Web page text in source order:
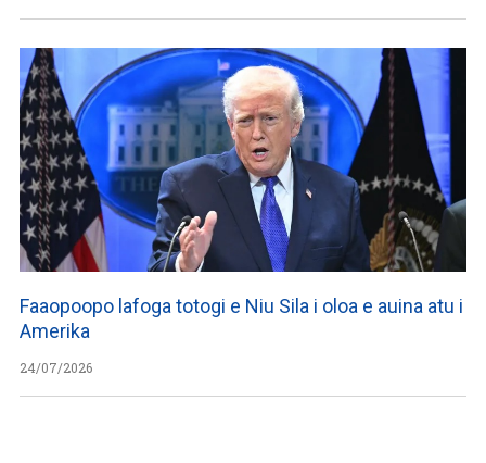
Faaopoopo lafoga totogi e Niu Sila i oloa e auina atu i
Amerika
24/07/2026